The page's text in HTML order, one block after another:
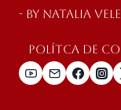
- By Natalia
Polítca de